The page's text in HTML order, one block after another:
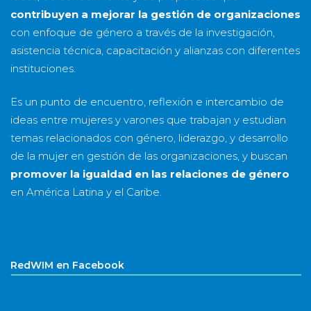
contribuyen a mejorar la gestión de organizaciones
con enfoque de género a través de la investigación,
asistencia técnica, capacitación y alianzas con diferentes
instituciones.
Es un punto de encuentro, reflexión e intercambio de
ideas entre mujeres y varones que trabajan y estudian
temas relacionados con género, liderazgo, y desarrollo
de la mujer en gestión de las organizaciones, y buscan
promover la igualdad en las relaciones de género
en América Latina y el Caribe.
RedWIM en Facebook